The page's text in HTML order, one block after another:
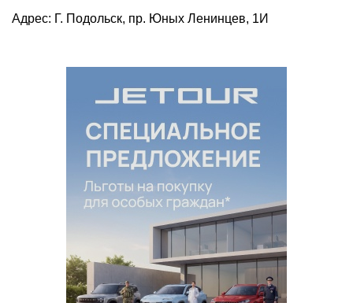
Адрес: Г. Подольск, пр. Юных Ленинцев, 1И